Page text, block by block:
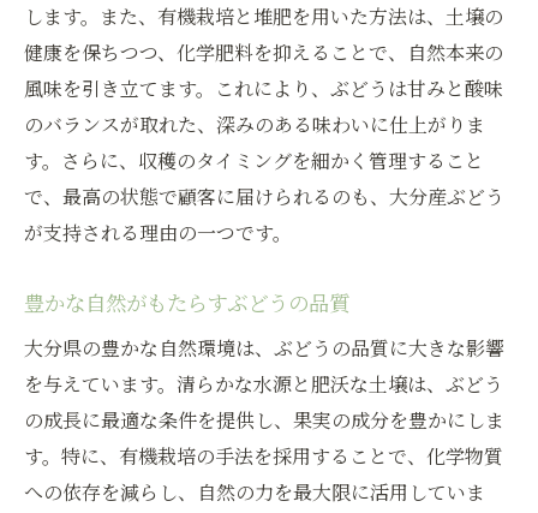
自然に優しい技術の導入事例
環境を考慮したぶどう栽培の未来
大分県産ぶどうの品質と風味を探る
大分県産ぶどうの特徴と品質
風味豊かな大分県産ぶどうの魅力
品質を支える栽培技術の紹介
大分県産ぶどうの味わい方
ぶどう販売のポイントを徹底解説
ぶどう販売成功の秘訣とは
消費者が求める販売ポイント
します。また、有機栽培と堆肥を用いた方法は、土壌の
健康を保ちつつ、化学肥料を抑えることで、自然本来の
風味を引き立てます。これにより、ぶどうは甘みと酸味
のバランスが取れた、深みのある味わいに仕上がりま
す。さらに、収穫のタイミングを細かく管理すること
で、最高の状態で顧客に届けられるのも、大分産ぶどう
が支持される理由の一つです。
豊かな自然がもたらすぶどうの品質
大分県の豊かな自然環境は、ぶどうの品質に大きな影響
を与えています。清らかな水源と肥沃な土壌は、ぶどう
の成長に最適な条件を提供し、果実の成分を豊かにしま
す。特に、有機栽培の手法を採用することで、化学物質
への依存を減らし、自然の力を最大限に活用していま